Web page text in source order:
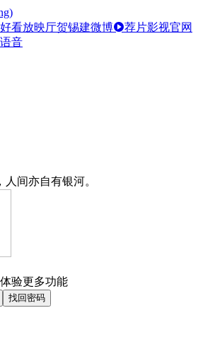
看放映厅贺锡建微博
荐片影视官网
音
间亦自有银河。
验更多功能
找回密码